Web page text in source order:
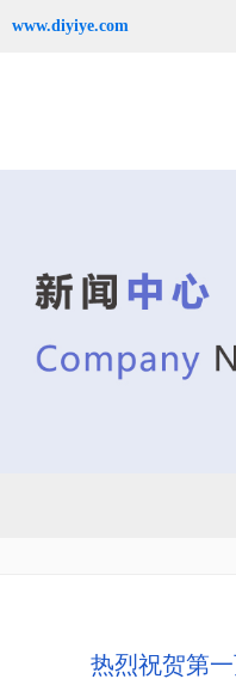
www.diyiye.com
热烈祝贺第